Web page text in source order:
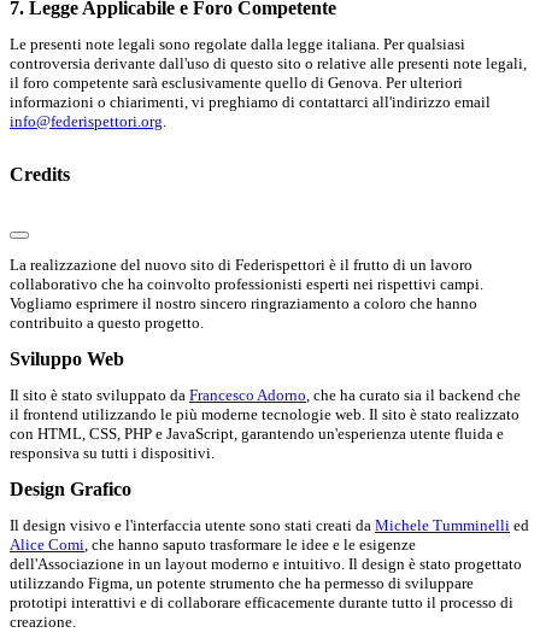
7. Legge Applicabile e Foro Competente
Le presenti note legali sono regolate dalla legge italiana. Per qualsiasi
controversia derivante dall'uso di questo sito o relative alle presenti note legali,
il foro competente sarà esclusivamente quello di Genova. Per ulteriori
informazioni o chiarimenti, vi preghiamo di contattarci all'indirizzo email
info@federispettori.org.
Credits
La realizzazione del nuovo sito di Federispettori è il frutto di un lavoro
collaborativo che ha coinvolto professionisti esperti nei rispettivi campi.
Vogliamo esprimere il nostro sincero ringraziamento a coloro che hanno
contribuito a questo progetto.
Sviluppo Web
Il sito è stato sviluppato da Francesco Adorno , che ha curato sia il backend che
il frontend utilizzando le più moderne tecnologie web. Il sito è stato realizzato
con HTML, CSS, PHP e JavaScript, garantendo un'esperienza utente fluida e
responsiva su tutti i dispositivi.
Design Grafico
Il design visivo e l'interfaccia utente sono stati creati da Michele Tumminelli ed
Alice Comi , che hanno saputo trasformare le idee e le esigenze
dell'Associazione in un layout moderno e intuitivo. Il design è stato progettato
utilizzando Figma, un potente strumento che ha permesso di sviluppare
prototipi interattivi e di collaborare efficacemente durante tutto il processo di
creazione.